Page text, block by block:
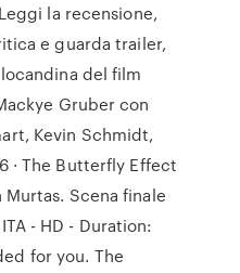
la recensione,
e guarda trailer,
del film
Gruber con
Kevin Schmidt,
· The Butterfly Effect
Scena finale
- HD - Duration:
for you. The